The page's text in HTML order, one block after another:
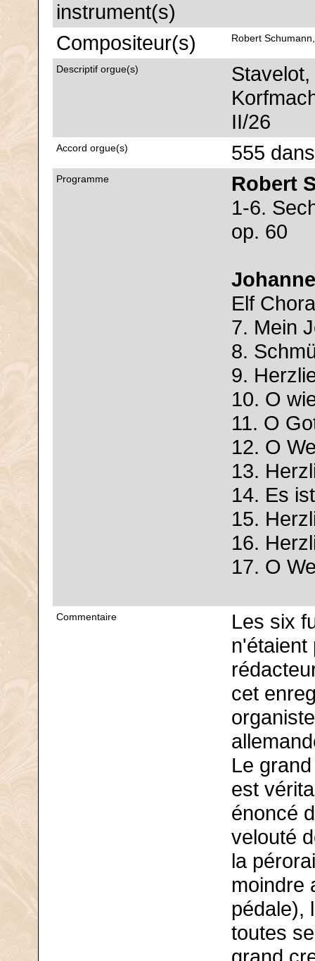
instrument(s)
Compositeur(s) Robert
Descriptif orgue(s)
II/26
Accord orgue(s) 555
Programme
Robert
1-6.
op. 60
Elf
7. Mein
8.
9.
10. O
11. O
12. O
13.
14. Es
15.
16.
17. O
Commentaire
Les six
n'étaient
cet
Le
est
énoncé
velouté
la
moindre
pédale),
toutes